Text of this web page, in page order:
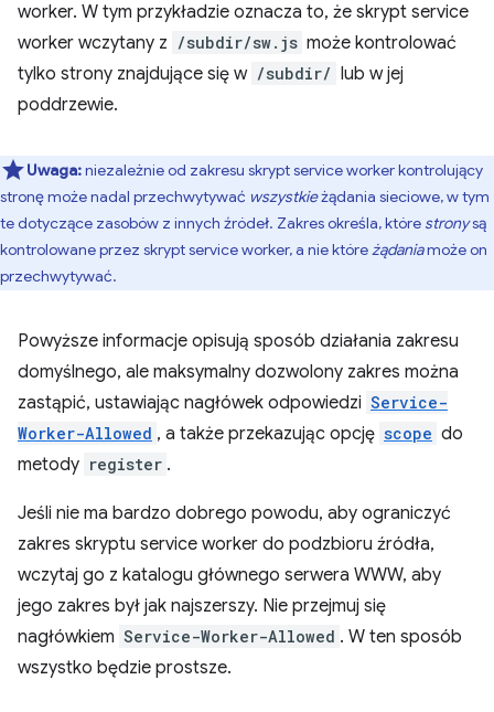
worker. W tym przykładzie oznacza to, że skrypt service
worker wczytany z /subdir/sw.js może kontrolować
tylko strony znajdujące się w /subdir/ lub w jej
poddrzewie.
Uwaga:niezależnie od zakresu skrypt service worker kontrolujący
stronę może nadal przechwytywać wszystkieżądania sieciowe, w tym
te dotyczące zasobów z innych źródeł. Zakres określa, które stronysą
kontrolowane przez skrypt service worker, a nie któreżądaniamoże on
przechwytywać.
Powyższe informacje opisują sposób działania zakresu
domyślnego, ale maksymalny dozwolony zakres można
zastąpić, ustawiając nagłówek odpowiedzi Service-
Worker-Allowed , a także przekazując opcję scope do
metody register .
Jeśli nie ma bardzo dobrego powodu, aby ograniczyć
zakres skryptu service worker do podzbioru źródła,
wczytaj go z katalogu głównego serwera WWW, aby
jego zakres był jak najszerszy. Nie przejmuj się
nagłówkiem Service-Worker-Allowed . W ten sposób
wszystko będzie prostsze.